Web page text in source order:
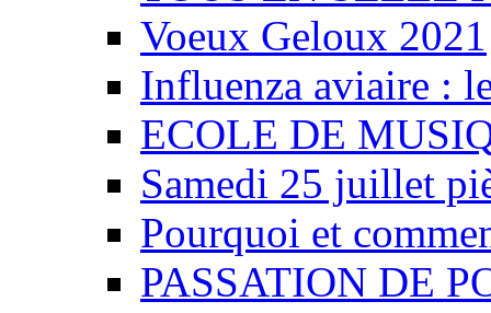
Voeux Geloux 2021
Influenza aviaire :
ECOLE DE
Samedi 25 juillet
Pourquoi et
PASSATION DE